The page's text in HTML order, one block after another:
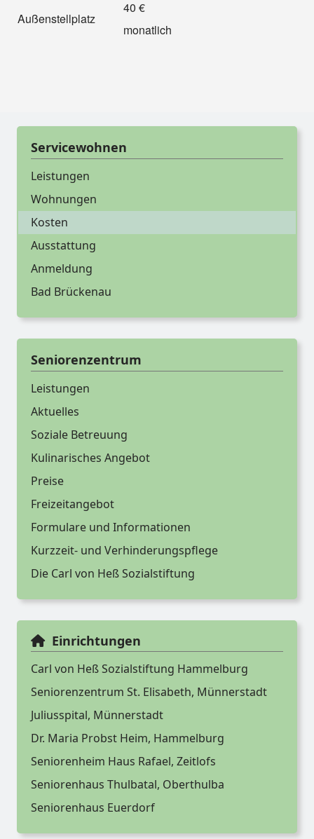
Außenstellplatz
40 €
monatlich
Servicewohnen
Leistungen
Wohnungen
Kosten
Ausstattung
Anmeldung
Bad Brückenau
Seniorenzentrum
Leistungen
Aktuelles
Soziale Betreuung
Kulinarisches Angebot
Preise
Freizeitangebot
Formulare und Informationen
Kurzzeit- und Verhinderungspflege
Die Carl von Heß Sozialstiftung
Einrichtungen
Carl von Heß Sozialstiftung Hammelburg
Seniorenzentrum St. Elisabeth, Münnerstadt
Juliusspital, Münnerstadt
Dr. Maria Probst Heim, Hammelburg
Seniorenheim Haus Rafael, Zeitlofs
Seniorenhaus Thulbatal, Oberthulba
Seniorenhaus Euerdorf